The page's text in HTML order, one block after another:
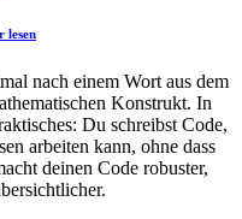
lesen
nach einem Wort aus dem
Konstrukt. In
Du schreibst Code,
arbeiten kann, ohne dass
deinen Code robuster,